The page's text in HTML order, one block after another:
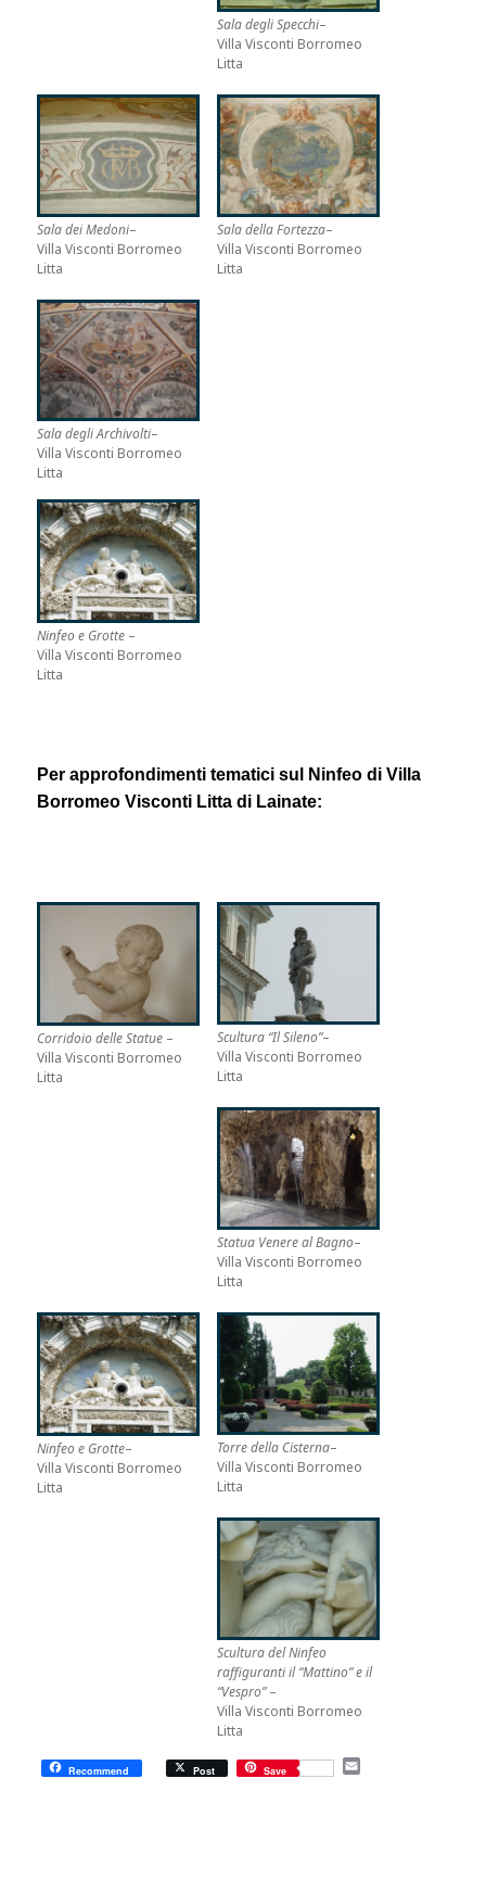
Sala degli Specchi–
Villa Visconti Borromeo
Litta
Sala dei Medoni–
Villa Visconti Borromeo
Litta
Sala della Fortezza–
Villa Visconti Borromeo
Litta
Sala degli Archivolti–
Villa Visconti Borromeo
Litta
Ninfeo e Grotte –
Villa Visconti Borromeo
Litta
Per approfondimenti tematici sul Ninfeo di Villa
Borromeo Visconti Litta di Lainate:
Corridoio delle Statue –
Villa Visconti Borromeo
Litta
Scultura “Il Sileno”–
Villa Visconti Borromeo
Litta
Statua Venere al Bagno–
Villa Visconti Borromeo
Litta
Ninfeo e Grotte–
Villa Visconti Borromeo
Litta
Torre della Cisterna–
Villa Visconti Borromeo
Litta
Scultura del Ninfeo
raffiguranti il “Mattino” e il
“Vespro”–
Villa Visconti Borromeo
Litta
Recommend Post Save